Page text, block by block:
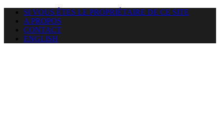
SI VOUS ÊTES LE PROPRIÉTAIRE DE CE SITE
A PROPOS
CONTACT
ENGLISH